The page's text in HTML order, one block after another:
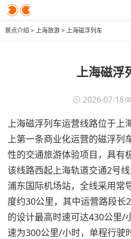
景点介绍 >上海旅游>上海磁浮列车
上海磁浮
2026-07-18
上海磁浮列车运营线路位于上
上第一条商业化运营的磁浮列
性的交通旅游体验项目，具有
该线路西起上海轨道交通2号
浦东国际机场站，全线采用常
度约30公里，其中运营路段长
的设计最高时速可达430公里/
速为300公里/小时，单程行驶